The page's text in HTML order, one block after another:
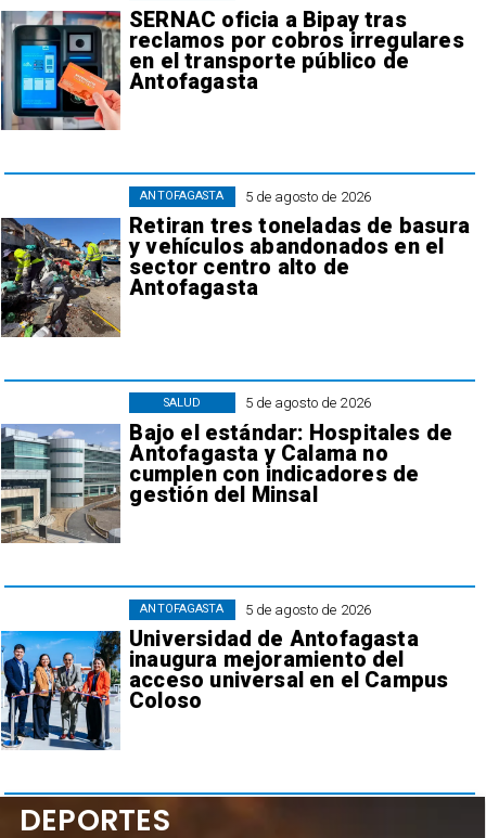
SERNAC oficia a Bipay tras
reclamos por cobros irregulares
en el transporte público de
Antofagasta
5 de agosto de 2026
Retiran tres toneladas de basura
y vehículos abandonados en el
sector centro alto de
Antofagasta
ANTOFAGASTA
5 de agosto de 2026
Bajo el estándar: Hospitales de
Antofagasta y Calama no
cumplen con indicadores de
gestión del Minsal
SALUD
5 de agosto de 2026
Universidad de Antofagasta
inaugura mejoramiento del
acceso universal en el Campus
Coloso
ANTOFAGASTA
DEPORTES